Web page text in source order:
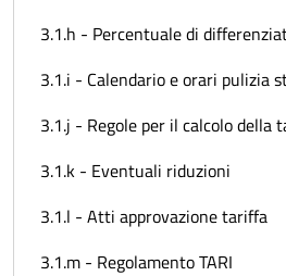
3.1.h - Percentuale di
3.1.i - Calendario e orari pulizia
3.1.j - Regole per il calcolo della
3.1.k - Eventuali riduzioni
3.1.l - Atti approvazione tariffa
3.1.m - Regolamento TARI